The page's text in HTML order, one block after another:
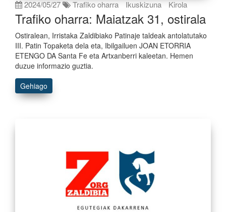
2024/05/27 Trafiko oharra Ikuskizuna Kirola
Trafiko oharra: Maiatzak 31, ostirala
Ostiralean, Irristaka Zaldibiako Patinaje taldeak antolatutako
III. Patin Topaketa dela eta, Ibilgailuen JOAN ETORRIA
ETENGO DA Santa Fe eta Artxanberri kaleetan. Hemen
duzue informazio guztia.
Gehiago